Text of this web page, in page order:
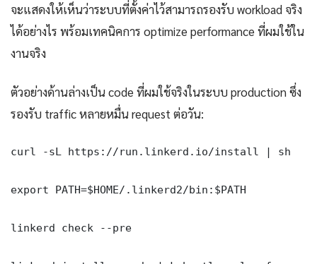
จะแสดงให้เห็นว่าระบบที่ตั้งค่าไว้สามารถรองรับ workload จริง
ได้อย่างไร พร้อมเทคนิคการ optimize performance ที่ผมใช้ใน
งานจริง
ตัวอย่างด้านล่างเป็น code ที่ผมใช้จริงในระบบ production ซึ่ง
รองรับ traffic หลายหมื่น request ต่อวัน:
curl -sL https://run.linkerd.io/install | sh
export PATH=$HOME/.linkerd2/bin:$PATH
linkerd check --pre